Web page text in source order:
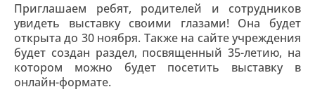
Приглашаем ребят, родителей и сотрудников
увидеть выставку своими глазами! Она будет
открыта до 30 ноября. Также на сайте учреждения
будет создан раздел, посвященный 35-летию, на
котором можно будет посетить выставку в
онлайн-формате.